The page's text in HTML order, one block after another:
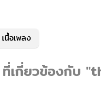
เนื้อเพลง
เกี่ยวข้องกับ